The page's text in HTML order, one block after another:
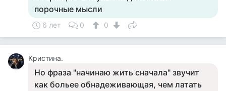
порочные мысли
6 лет 0 0
Кристина.
Но фраза "начинаю жить сначала" звучит
как больее обнадеживающая, чем латать